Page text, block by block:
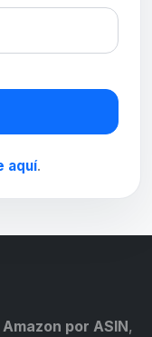
aquí.
por ASIN,